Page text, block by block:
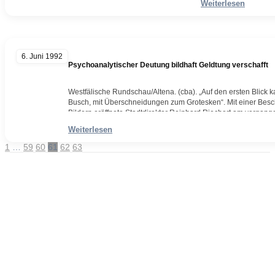
Weiterlesen
Weiterlesen
6. Juni 1992
Psychoanalytischer Deutung bildhaft Geldtung verschafft
Westfälische Rundschau/Altena. (cba). „Auf den ersten Blick
Busch, mit Überschneidungen zum Grotesken“. Mit einer
Bildern eröffnete Stadtdirektor Reinhard Riechert am
veranstaltete Ausstellung des Kommunikationsdesigners ist…
Weiterlesen
Weiterlesen
Beitragsnavigation
Seite
1 Seite
59 Seite
60 Seite
61 Seite
62 Seite
63